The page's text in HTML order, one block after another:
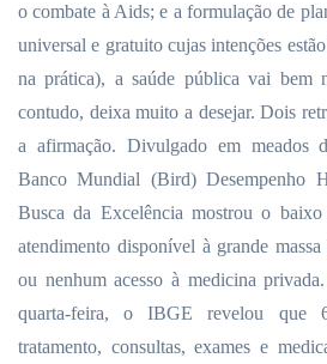
o combate à Aids; e a formulação de
universal e gratuito cujas intenções
na prática), a saúde pública vai
contudo, deixa muito a desejar. Dois
a afirmação. Divulgado em meados
Banco Mundial (Bird) Desempenho
Busca da Excelência mostrou o
atendimento disponível à grande
ou nenhum acesso à medicina
quarta-feira, o IBGE revelou que
tratamento, consultas, exames e